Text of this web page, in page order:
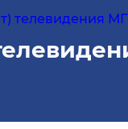
телевидения